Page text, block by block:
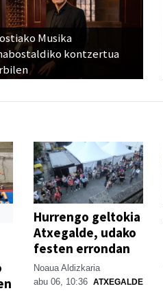
Musika
kontzertua
Hurrengo geltokia
Atxegalde, udako
festen errondan
Noaua Aldizkaria
abu 06, 10:36 ATXEGALDE